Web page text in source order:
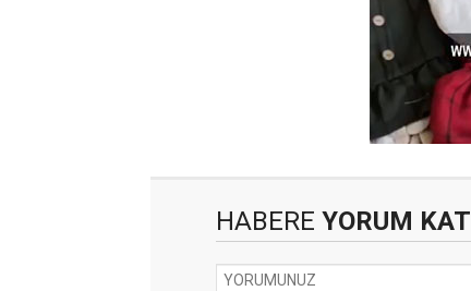
HABERE YORUM KAT